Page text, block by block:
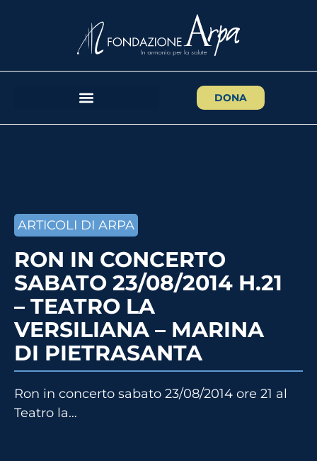
DONA
ARTICOLI DI ARPA
RON IN CONCERTO
SABATO 23/08/2014 H.21
– TEATRO LA
VERSILIANA – MARINA
DI PIETRASANTA
Ron in concerto sabato 23/08/2014 ore 21 al
Teatro la…